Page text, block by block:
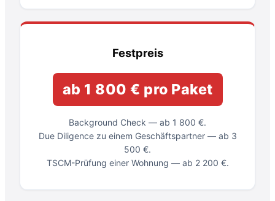
Festpreis
ab 1 800 € pro Paket
Background Check — ab 1 800 €.
Due Diligence zu einem Geschäftspartner — ab 3
500 €.
TSCM-Prüfung einer Wohnung — ab 2 200 €.